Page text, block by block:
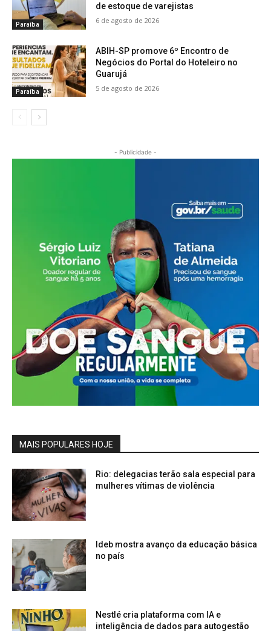
Paraíba
de estoque de varejistas
6 de agosto de 2026
Paraíba
ABIH-SP promove 6º Encontro de
Negócios do Portal do Hoteleiro no
Guarujá
5 de agosto de 2026
- Publicidade -
MAIS POPULARES HOJE
Rio: delegacias terão sala especial para
mulheres vítimas de violência
Ideb mostra avanço da educação básica
no país
Nestlé cria plataforma com IA e
inteligência de dados para autogestão